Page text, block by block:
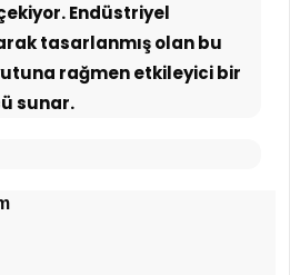
Endüstriyel
tasarlanmış olan bu
rağmen etkileyici bir
sunar.